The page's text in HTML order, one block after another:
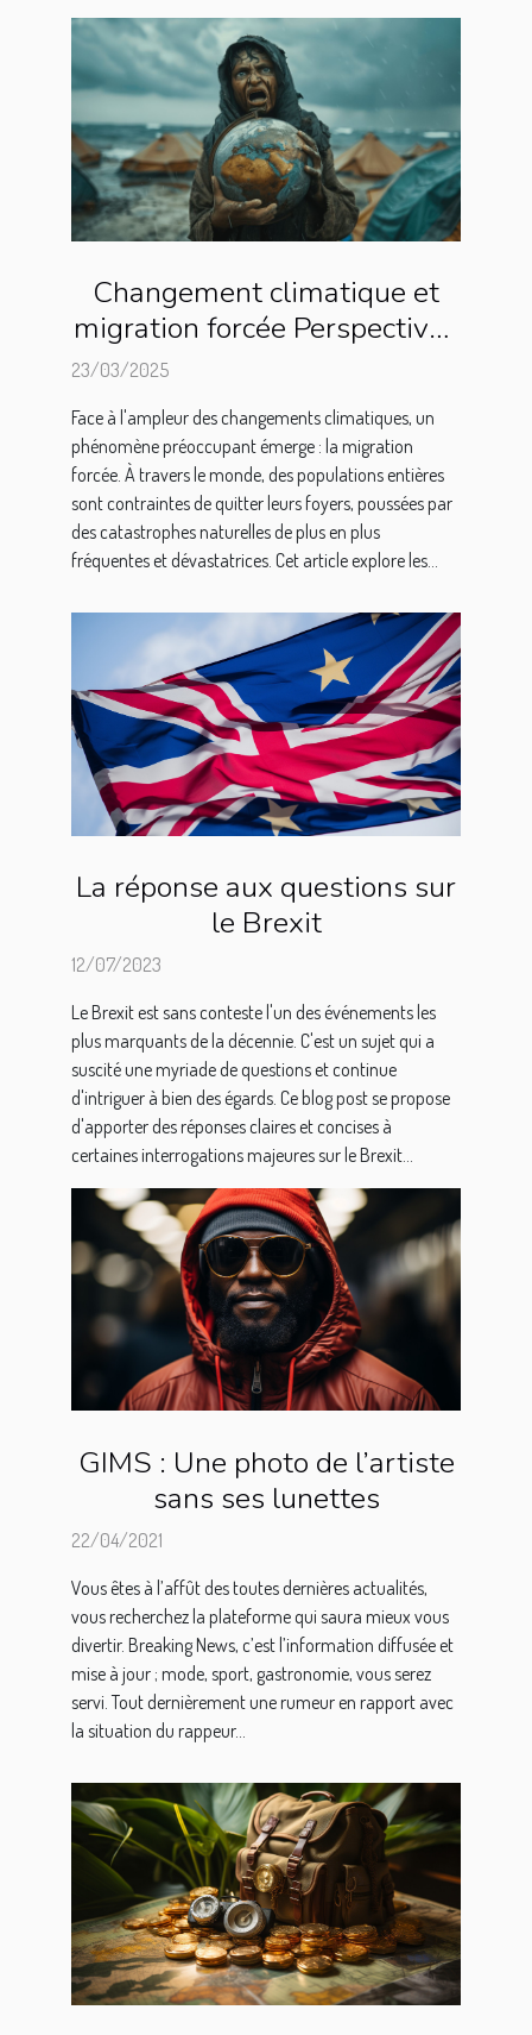
Changement climatique et
migration forcée Perspectives
internationales sur les
réfugiés climatiques
23/03/2025
Face à l'ampleur des changements climatiques, un
phénomène préoccupant émerge : la migration
forcée. À travers le monde, des populations entières
sont contraintes de quitter leurs foyers, poussées par
des catastrophes naturelles de plus en plus
fréquentes et dévastatrices. Cet article explore les...
La réponse aux questions sur
le Brexit
12/07/2023
Le Brexit est sans conteste l'un des événements les
plus marquants de la décennie. C'est un sujet qui a
suscité une myriade de questions et continue
d'intriguer à bien des égards. Ce blog post se propose
d'apporter des réponses claires et concises à
certaines interrogations majeures sur le Brexit...
GIMS : Une photo de l’artiste
sans ses lunettes
22/04/2021
Vous êtes à l’affût des toutes dernières actualités,
vous recherchez la plateforme qui saura mieux vous
divertir. Breaking News, c’est l’information diffusée et
mise à jour ; mode, sport, gastronomie, vous serez
servi. Tout dernièrement une rumeur en rapport avec
la situation du rappeur...